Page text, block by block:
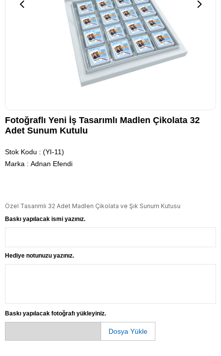
Fotoğraflı Yeni İş Tasarımlı Madlen Çikolata 32
Adet Sunum Kutulu
Stok Kodu
(YI-11)
Marka : Adnan Efendi
Özel Tasarımlı 32 Adet Madlen Çikolata ve Şık Sunum Kutusu
Baskı yapılacak ismi yazınız.
Hediye notunuzu yazınız.
Baskı yapılacak fotoğrafı yükleyiniz.
Dosya Yükle